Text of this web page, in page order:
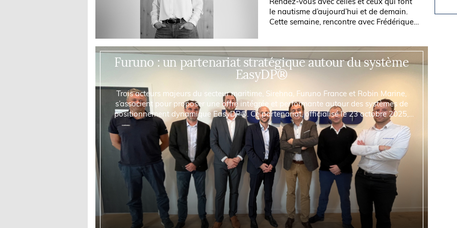
le nautisme d’aujourd’hui et de demain.
Cette semaine, rencontre avec Frédérique
Furuno : un partenariat stratégique autour du système
EasyDP®
Trois acteurs majeurs du secteur maritime, Sirehna, Furuno France et Robin Marine,
s’associent pour proposer une offre intégrée et performante autour des systèmes de
positionnement dynamique EasyDP®. Ce partenariat, officialisé le 23 octobre 2025,
marque une étape importante pour répondre aux...